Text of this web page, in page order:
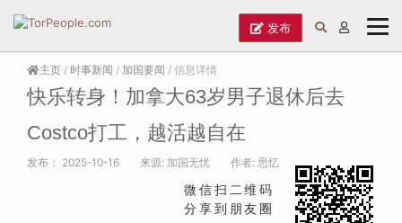
发布
主页 / 时事新闻 / 加国要闻 / 信息详情
快乐转身！加拿大63岁男子退休后去
Costco打工，越活越自在
发布： 2025-10-16 来源: 加国无忧 作者: 思忆
微信扫二维码
分享到朋友圈